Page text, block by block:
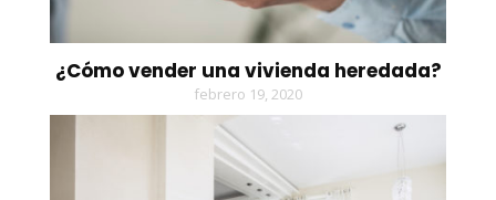
¿Cómo vender una vivienda heredada?
febrero 19, 2020